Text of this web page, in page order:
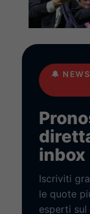
🔔
inbox
Iscriviti
le quote
esperti sul